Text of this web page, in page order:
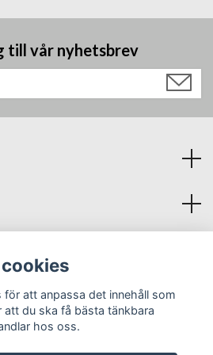
till vår nyhetsbrev
för att anpassa det innehåll som
du ska få bästa tänkbara
hos oss.